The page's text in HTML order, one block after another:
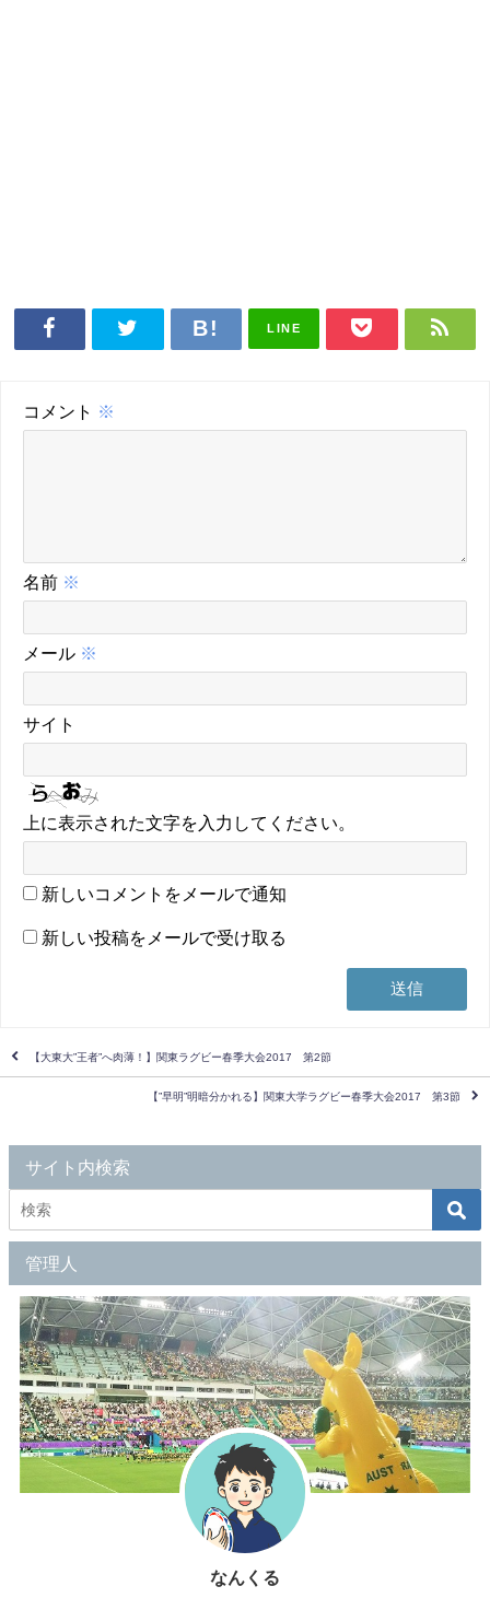
LINE
コメント ※
名前 ※
メール ※
サイト
上に表示された文字を入力してください。
新しいコメントをメールで通知
新しい投稿をメールで受け取る
【大東大”王者”へ肉薄！】関東ラグビー春季大会2017 第2節
【”早明”明暗分かれる】関東大学ラグビー春季大会2017 第3節
サイト内検索
管理人
なんくる